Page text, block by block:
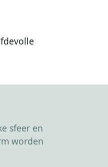
sfeer en
worden